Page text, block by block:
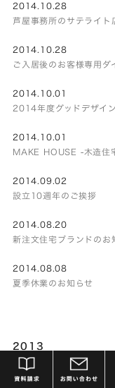
2014.10.28
芦屋事務所のサテライト
2014.10.28
ご入居後のお客様専用ダ
2014.10.01
2014年度グッドデザイ
2014.10.01
MAKE HOUSE -木造住
2014.09.02
設立10週年のご挨拶
2014.08.20
新注文住宅ブランドのお
2014.08.08
夏季休業のお知らせ
2013
2013.12.05